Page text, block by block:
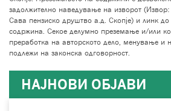
задолжително наведување на изворот (Извор:
Сава пензиско друштво а.д. Скопје) и линк
содржина. Секое делумно преземање и/или
преработка на авторското дело, менување и
подлежи на законска одговорност.
НАЈНОВИ ОБЈАВИ